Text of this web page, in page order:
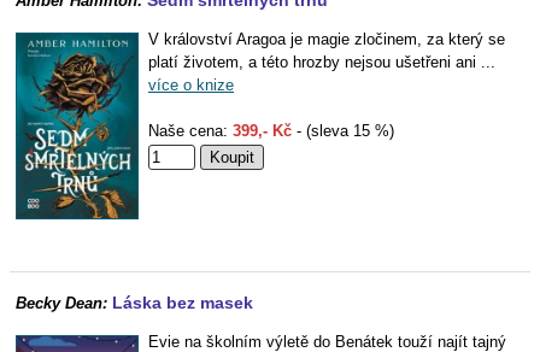
V království Aragoa je magie zločinem, za který se
platí životem, a této hrozby nejsou ušetřeni ani ...
více o knize
Naše cena: 399,- Kč - (sleva 15 %)
Becky Dean: Láska bez masek
Evie na školním výletě do Benátek touží najít tajný